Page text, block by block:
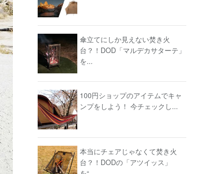
傘立てにしか見えない焚き火
台？！DOD「マルデカサターテ」
を...
100円ショップのアイテムでキャ
ンプをしよう！ 今チェックし...
本当にチェアじゃなくて焚き火
台？！DODの「アツイッス」